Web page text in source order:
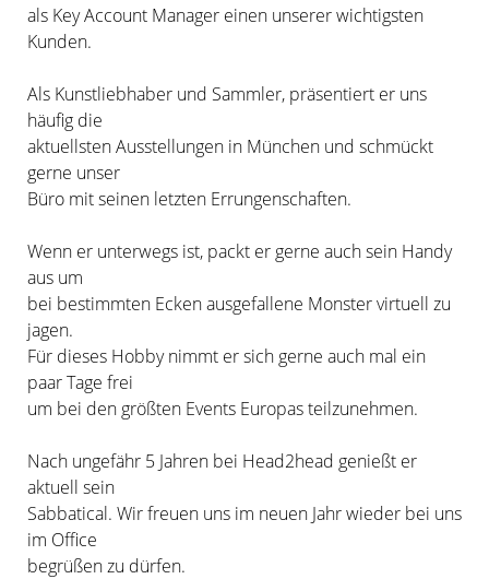
als Key Account Manager einen unserer wichtigsten
Kunden.
Als Kunstliebhaber und Sammler, präsentiert er uns
häufig die
aktuellsten Ausstellungen in München und schmückt
gerne unser
Büro mit seinen letzten Errungenschaften.
Wenn er unterwegs ist, packt er gerne auch sein Handy
aus um
bei bestimmten Ecken ausgefallene Monster virtuell zu
jagen.
Für dieses Hobby nimmt er sich gerne auch mal ein
paar Tage frei
um bei den größten Events Europas teilzunehmen.
Nach ungefähr 5 Jahren bei Head2head genießt er
aktuell sein
Sabbatical. Wir freuen uns im neuen Jahr wieder bei uns
im Office
begrüßen zu dürfen.